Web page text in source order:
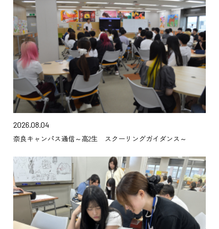
2026.08.04
奈良キャンパス通信～高2生 スクーリングガイダンス～